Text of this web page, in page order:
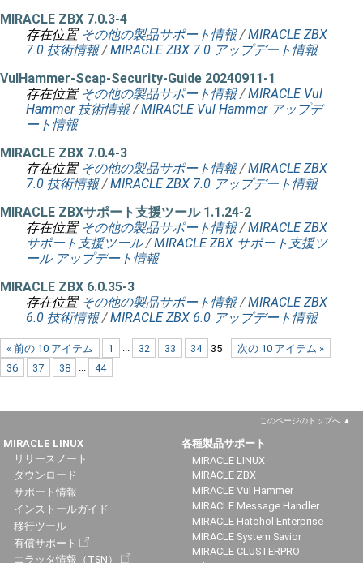
MIRACLE ZBX 7.0.3-4
存在位置 その他の製品サポート情報 /MIRACLE ZBX
7.0 技術情報 /MIRACLE ZBX 7.0 アップデート情報
VulHammer-Scap-Security-Guide 20240911-1
存在位置 その他の製品サポート情報 /MIRACLE Vul
Hammer 技術情報 /MIRACLE Vul Hammer アップデ
ート情報
MIRACLE ZBX 7.0.4-3
存在位置 その他の製品サポート情報 /MIRACLE ZBX
7.0 技術情報 /MIRACLE ZBX 7.0 アップデート情報
MIRACLE ZBXサポート支援ツール 1.1.24-2
存在位置 その他の製品サポート情報 /MIRACLE ZBX
サポート支援ツール /MIRACLE ZBX サポート支援ツ
ール アップデート情報
MIRACLE ZBX 6.0.35-3
存在位置 その他の製品サポート情報 /MIRACLE ZBX
6.0 技術情報 /MIRACLE ZBX 6.0 アップデート情報
« 前の 10 アイテム 次の 10 アイテム »
1 ... 32 33 34
35
36
37 38 ... 44
このページのトップへ
MIRACLE LINUX
リリースノート
ダウンロード
サポート情報
インストールガイド
移行ツール
有償サポート
エラッタ情報（TSN）
各種製品サポート
MIRACLE LINUX
MIRACLE ZBX
MIRACLE Vul Hammer
MIRACLE Message Handler
MIRACLE Hatohol Enterprise
MIRACLE System Savior
MIRACLE CLUSTERPRO